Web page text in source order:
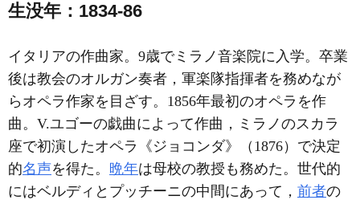
生没年：1834-86
イタリアの作曲家。9歳でミラノ音楽院に入学。卒業
後は教会のオルガン奏者，軍楽隊指揮者を務めなが
らオペラ作家を目ざす。1856年最初のオペラを作
曲。V.ユゴーの戯曲によって作曲，ミラノのスカラ
座で初演したオペラ《ジョコンダ》（1876）で決定
的名声を得た。 晩年は母校の教授も務めた。世代的
にはベルディとプッチーニの中間にあって， 前者の